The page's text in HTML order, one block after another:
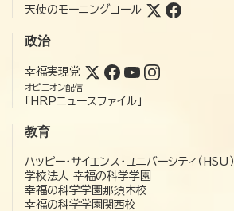
天使のモーニングコール
政治
幸福実現党
オピニオン配信
「HRPニュースファイル」
教育
ハッピー・サイエンス・ユニバーシティ（HSU）
学校法人 幸福の科学学園
幸福の科学学園那須本校
幸福の科学学園関西校